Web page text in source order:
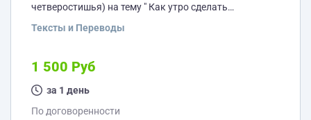
четверостишья) на тему " Как утро сделать
Тексты и Переводы
1 500 Руб
за 1 день
По договоренности